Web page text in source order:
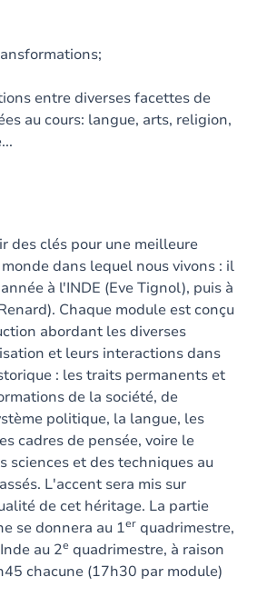
entre diverses facettes de
au cours: langue, arts, religion,
des clés pour une meilleure
dans lequel nous vivons : il
à l'INDE (Eve Tignol), puis à
Chaque module est conçu
abordant les diverses
et leurs interactions dans
: les traits permanents et
de la société, de
politique, la langue, les
cadres de pensée, voire le
sciences et des techniques au
L'accent sera mis sur
de cet héritage. La partie
se donnera au 1er quadrimestre,
au 2e quadrimestre, à raison
chacune (17h30 par module)